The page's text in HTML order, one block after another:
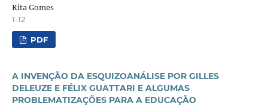
Rita Gomes
1-12
PDF
A INVENÇÃO DA ESQUIZOANÁLISE POR GILLES
DELEUZE E FÉLIX GUATTARI E ALGUMAS
PROBLEMATIZAÇÕES PARA A EDUCAÇÃO